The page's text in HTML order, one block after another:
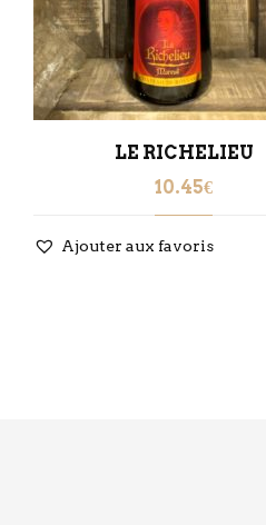
LE RICHELIEU
10.45€
Ajouter aux favoris